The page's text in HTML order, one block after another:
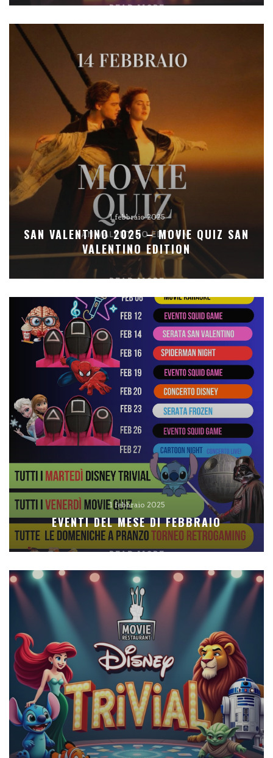
READ MORE
1 febbraio 2025
SAN VALENTINO 2025 – MOVIE QUIZ SAN
VALENTINO EDITION
READ MORE
1 febbraio 2025
EVENTI DEL MESE DI FEBBRAIO
READ MORE